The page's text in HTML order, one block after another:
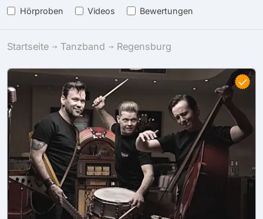
Hörproben Videos Bewertungen
Startseite Tanzband Regensburg